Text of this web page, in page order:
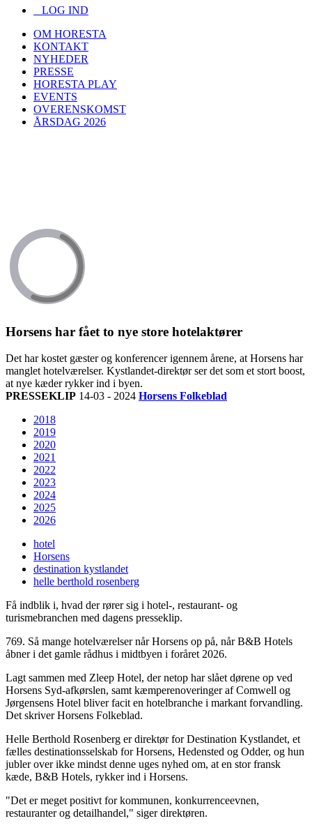
LOG IND
OM HORESTA
KONTAKT
NYHEDER
PRESSE
HORESTA PLAY
EVENTS
OVERENSKOMST
ÅRSDAG 2026
Horsens har fået to nye store hotelaktører
Det har kostet gæster og konferencer igennem årene, at Horsens har
manglet hotelværelser. Kystlandet-direktør ser det som et stort boost,
at nye kæder rykker ind i byen.
PRESSEKLIP 14-03 - 2024 Horsens Folkeblad
2018
2019
2020
2021
2022
2023
2024
2025
2026
hotel
Horsens
destination kystlandet
helle berthold rosenberg
Få indblik i, hvad der rører sig i hotel-, restaurant- og
turismebranchen med dagens presseklip.
769. Så mange hotelværelser når Horsens op på, når B&B Hotels
åbner i det gamle rådhus i midtbyen i foråret 2026.
Lagt sammen med Zleep Hotel, der netop har slået dørene op ved
Horsens Syd-afkørslen, samt kæmperenoveringer af Comwell og
Jørgensens Hotel bliver facit en hotelbranche i markant forvandling.
Det skriver Horsens Folkeblad.
Helle Berthold Rosenberg er direktør for Destination Kystlandet, et
fælles destinationsselskab for Horsens, Hedensted og Odder, og hun
jubler over ikke mindst denne uges nyhed om, at en stor fransk
kæde, B&B Hotels, rykker ind i Horsens.
"Det er meget positivt for kommunen, konkurrenceevnen,
restauranter og detailhandel," siger direktøren.